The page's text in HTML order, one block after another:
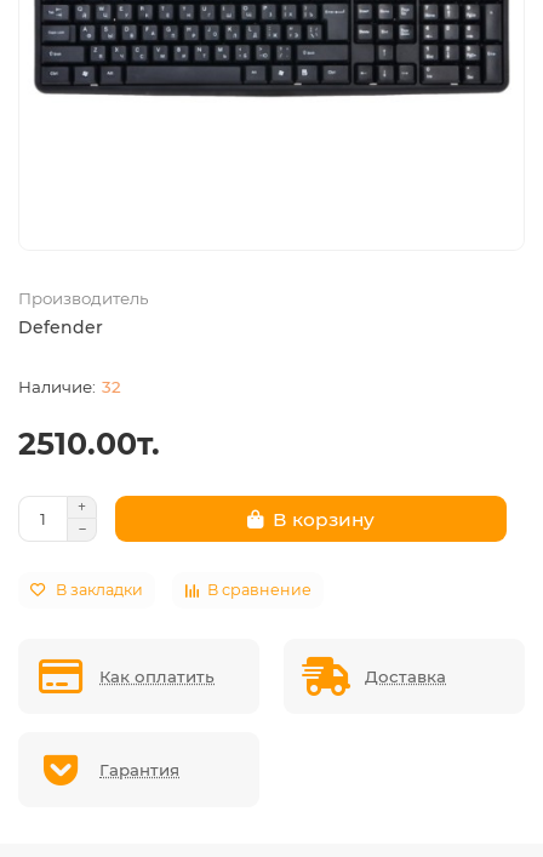
Производитель
Defender
32
2510.00т.
В корзину
В закладки В сравнение
Как оплатить Доставка
Гарантия